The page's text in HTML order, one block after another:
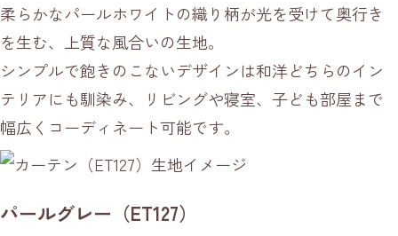
柔らかなパールホワイトの織り柄が光を受けて奥行き
を生む、上質な風合いの生地。
シンプルで飽きのこないデザインは和洋どちらのイン
テリアにも馴染み、リビングや寝室、子ども部屋まで
幅広くコーディネート可能です。
パールグレー（ET127）